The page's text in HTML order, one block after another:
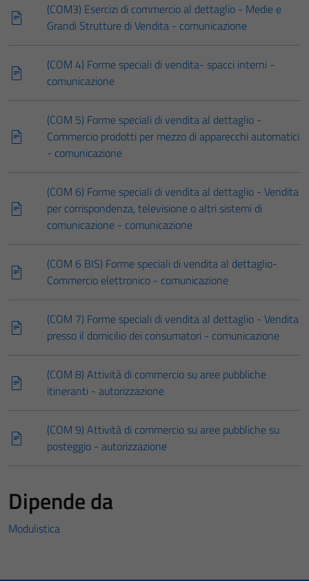
(COM3) Esercizi di commercio al dettaglio - Medie e
Grandi Strutture di Vendita - comunicazione
(COM 4) Forme speciali di vendita- spacci interni -
comunicazione
(COM 5) Forme speciali di vendita al dettaglio -
Commercio prodotti per mezzo di apparecchi automatici
- comunicazione
(COM 6) Forme speciali di vendita al dettaglio - Vendita
per corrispondenza, televisione o altri sistemi di
comunicazione - comunicazione
(COM 6 BIS) Forme speciali di vendita al dettaglio-
Commercio elettronico - comunicazione
(COM 7) Forme speciali di vendita al dettaglio - Vendita
presso il domicilio dei consumatori - comunicazione
(COM 8) Attività di commercio su aree pubbliche
itineranti - autorizzazione
(COM 9) Attività di commercio su aree pubbliche su
posteggio - autorizzazione
Dipende da
Modulistica